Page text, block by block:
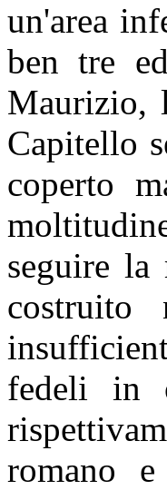
un'area
ben tre
Maurizio,
Capitello
coperto
seguire la
costruito
fedeli in
romano